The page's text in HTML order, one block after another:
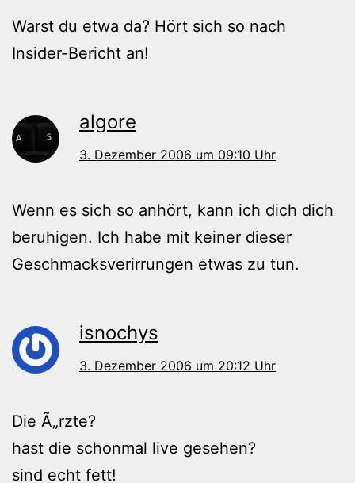
Warst du etwa da? Hört sich so nach
Insider-Bericht an!
algore
3. Dezember 2006 um 09:10 Uhr
Wenn es sich so anhört, kann ich dich dich
beruhigen. Ich habe mit keiner dieser
Geschmacksverirrungen etwas zu tun.
isnochys
3. Dezember 2006 um 20:12 Uhr
Die Ã„rzte?
hast die schonmal live gesehen?
sind echt fett!